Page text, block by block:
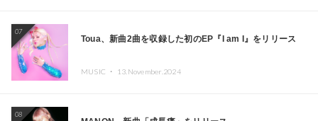
07
Toua、新曲2曲を収録した初のEP『I am I』をリリース
MUSIC ・ 13.November.2024
08